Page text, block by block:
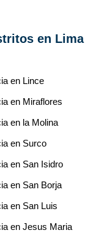
en Lima
en Lince
en Miraflores
en la Molina
en Surco
en San Isidro
en San Borja
en San Luis
en Jesus Maria